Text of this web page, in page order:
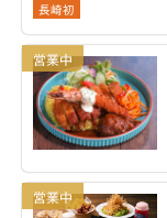
長崎初